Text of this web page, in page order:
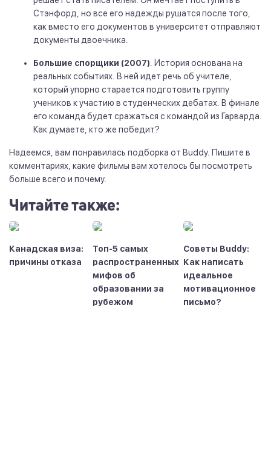
Стэнфорд, но все его надежды рушатся после того,
как вместо его документов в университет отправляют
документы двоечника.
Большие спорщики (2007) . История основана на
реальных событиях. В ней идет речь об учителе,
который упорно старается подготовить группу
учеников к участию в студенческих дебатах. В финале
его команда будет сражаться с командой из Гарварда.
Как думаете, кто же победит?
Надеемся, вам понравилась подборка от Buddy. Пишите в
комментариях, какие фильмы вам хотелось бы посмотреть
больше всего и почему.
Читайте также:
Канадская виза:
причины отказа
Топ-5 самых
распространенных
мифов об
образовании за
рубежом
Советы Buddy:
Как написать
идеальное
мотивационное
письмо?